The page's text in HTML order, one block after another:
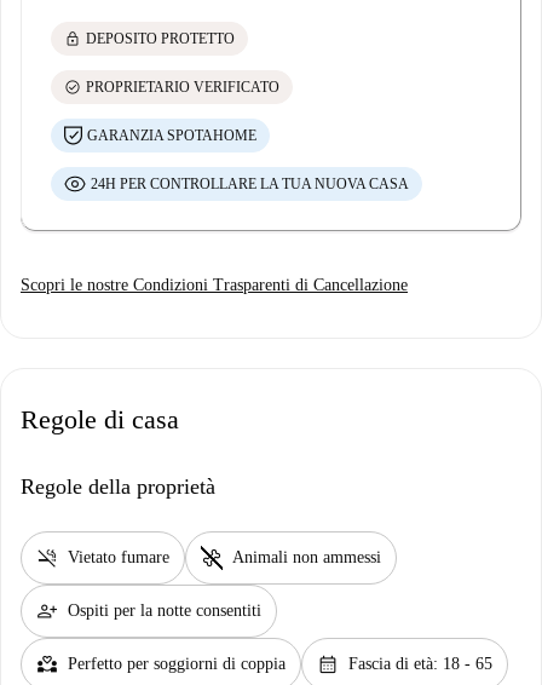
lock DEPOSITO PROTETTO
check_circle PROPRIETARIO VERIFICATO
GARANZIA SPOTAHOME
24H PER CONTROLLARE LA TUA NUOVA CASA
Scopri le nostre Condizioni Trasparenti di Cancellazione
Regole di casa
Regole della proprietà
smoke_free Vietato fumare pet_supplies Animali non ammessi
person_add Ospiti per la notte consentiti
partner_heart Perfetto per soggiorni di coppia calendar_month Fascia di età: 18 - 65